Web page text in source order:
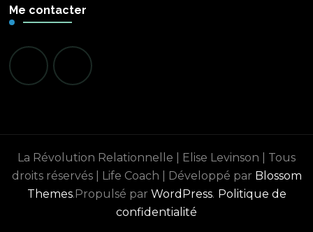
?
Me contacter
La Révolution Relationnelle | Elise Levinson | Tous
droits réservés |
Life Coach | Développé par Blossom
Themes.Propulsé par WordPress. Politique de
confidentialité